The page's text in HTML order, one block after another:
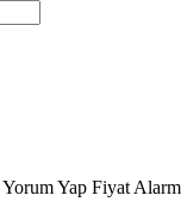
Yorum Yap Fiyat